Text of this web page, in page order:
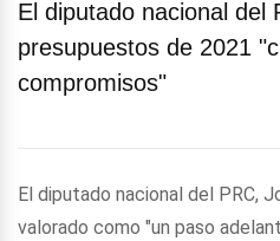
El diputado nacional del
presupuestos de 2021
compromisos"
El diputado nacional del PRC,
valorado como "un paso